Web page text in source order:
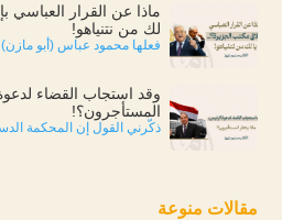
ماذا عن القرار العباسي
لك من نتنياهو!
فعلها محمود عباس (أبو مازن)،
وقد استجاب القضاء
المستأجرون؟!
ذكّرني القول إن المحكمة
مقالات منوعة